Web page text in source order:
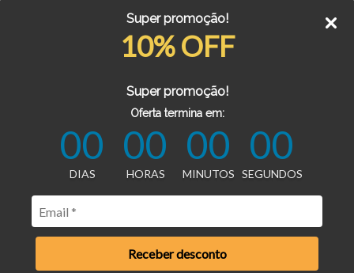
Super promoção!
10% OFF
Super promoção!
Oferta termina em:
00
DIAS
00
HORAS
00
MINUTOS
00
SEGUNDOS
Receber desconto